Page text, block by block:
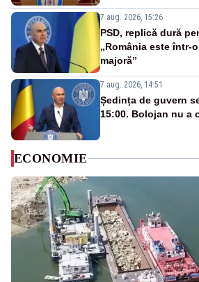
7 aug. 2026, 15:26
PSD, replică dură
„România este într-
majoră”
7 aug. 2026, 14:51
Ședința de guvern
15:00. Bolojan nu a
ECONOMIE